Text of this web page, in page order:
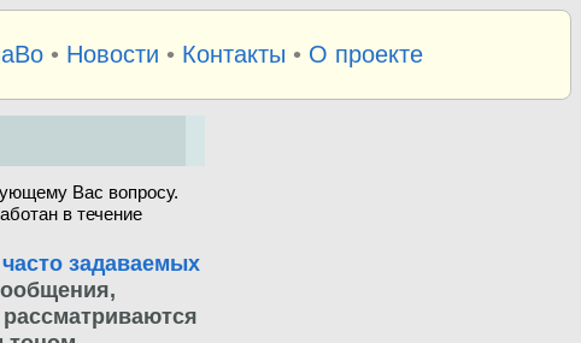
• Новости • Контакты • О проекте
Вас вопросу.
в течение
часто задаваемых